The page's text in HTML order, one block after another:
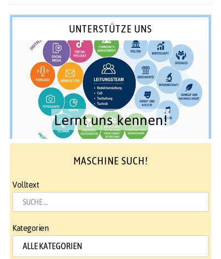
UNTERSTÜTZE UNS
Lernt uns kennen!
MASCHINE SUCH!
Volltext
Kategorien